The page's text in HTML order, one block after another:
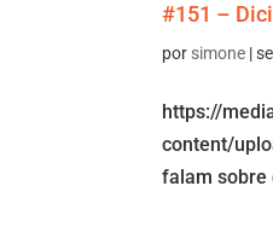
#151 –
por simone |
https://
content/
falam sobre